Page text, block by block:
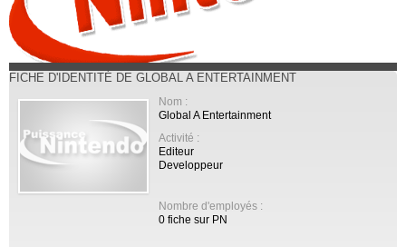
FICHE D'IDENTITÉ DE GLOBAL A ENTERTAINMENT
Nom :
Global A Entertainment
Activité :
Editeur
Developpeur
Nombre d'employés :
0 fiche sur PN